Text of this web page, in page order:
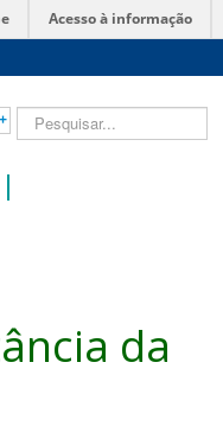
Acesso à informação
Pesquisar...
da